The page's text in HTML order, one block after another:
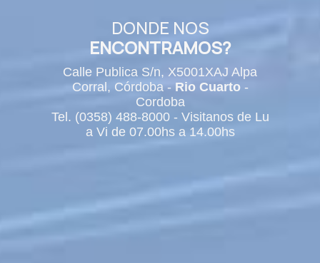
DONDE NOS
ENCONTRAMOS?
Calle Publica S/n, X5001XAJ Alpa
Corral, Córdoba - Rio Cuarto-
Cordoba
Tel. (0358) 488-8000 - Visitanos de Lu
a Vi de 07.00hs a 14.00hs